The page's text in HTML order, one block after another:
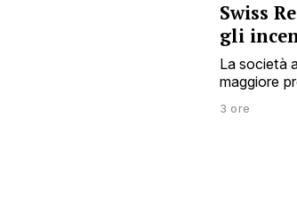
Swiss
gli
La società
maggiore
3 ore